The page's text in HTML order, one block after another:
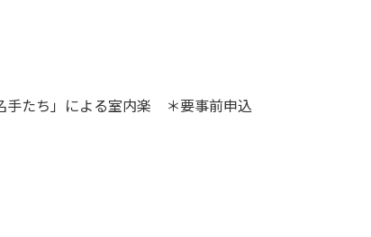
手たち」による室内楽 ＊要事前申込